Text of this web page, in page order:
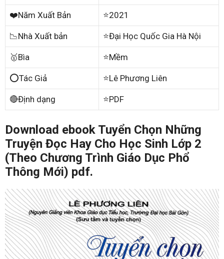
❤️Năm Xuất Bản ⭐2021
📉Nhà Xuất bản ⭐Đại Học Quốc Gia Hà Nội
🥇Bìa ⭐Mềm
⭕Tác Giả ⭐Lê Phương Liên
🔴Định dạng ⭐PDF
Download ebook Tuyển Chọn Những
Truyện Đọc Hay Cho Học Sinh Lớp 2
(Theo Chương Trình Giáo Dục Phổ
Thông Mới) pdf.